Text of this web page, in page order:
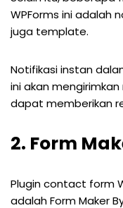
WPForms ini adalah
juga template.
Notifikasi instan
ini akan
dapat memberikan
2. Form
Plugin contact form
adalah Form Maker